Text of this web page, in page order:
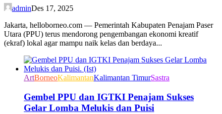
adminDes 17, 2025
Jakarta, helloborneo.com — Pemerintah Kabupaten Penajam Paser
Utara (PPU) terus mendorong pengembangan ekonomi kreatif
(ekraf) lokal agar mampu naik kelas dan berdaya...
ArtBorneoKalimantanKalimantan TimurSastra
Gembel PPU dan IGTKI Penajam Sukses
Gelar Lomba Melukis dan Puisi